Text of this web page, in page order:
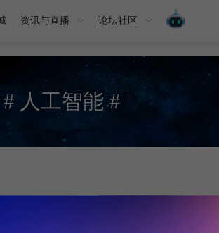
资讯与直播 论坛社区
# 人工智能 #